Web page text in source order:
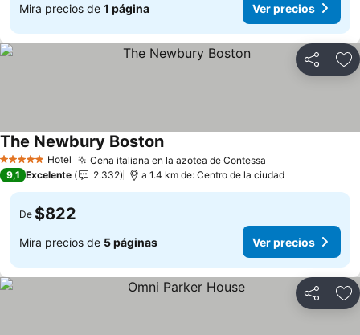
Mira precios de 1 página Ver precios
Compartir
5 Estrellas Hotel Cena italiana en la azotea de Contessa
The Newbury BostonVer precios
9,1 Excelente 2.332 a 1.4 km de: Centro de la ciudad
De $822
Mira precios de 5 páginas Ver precios
Compartir